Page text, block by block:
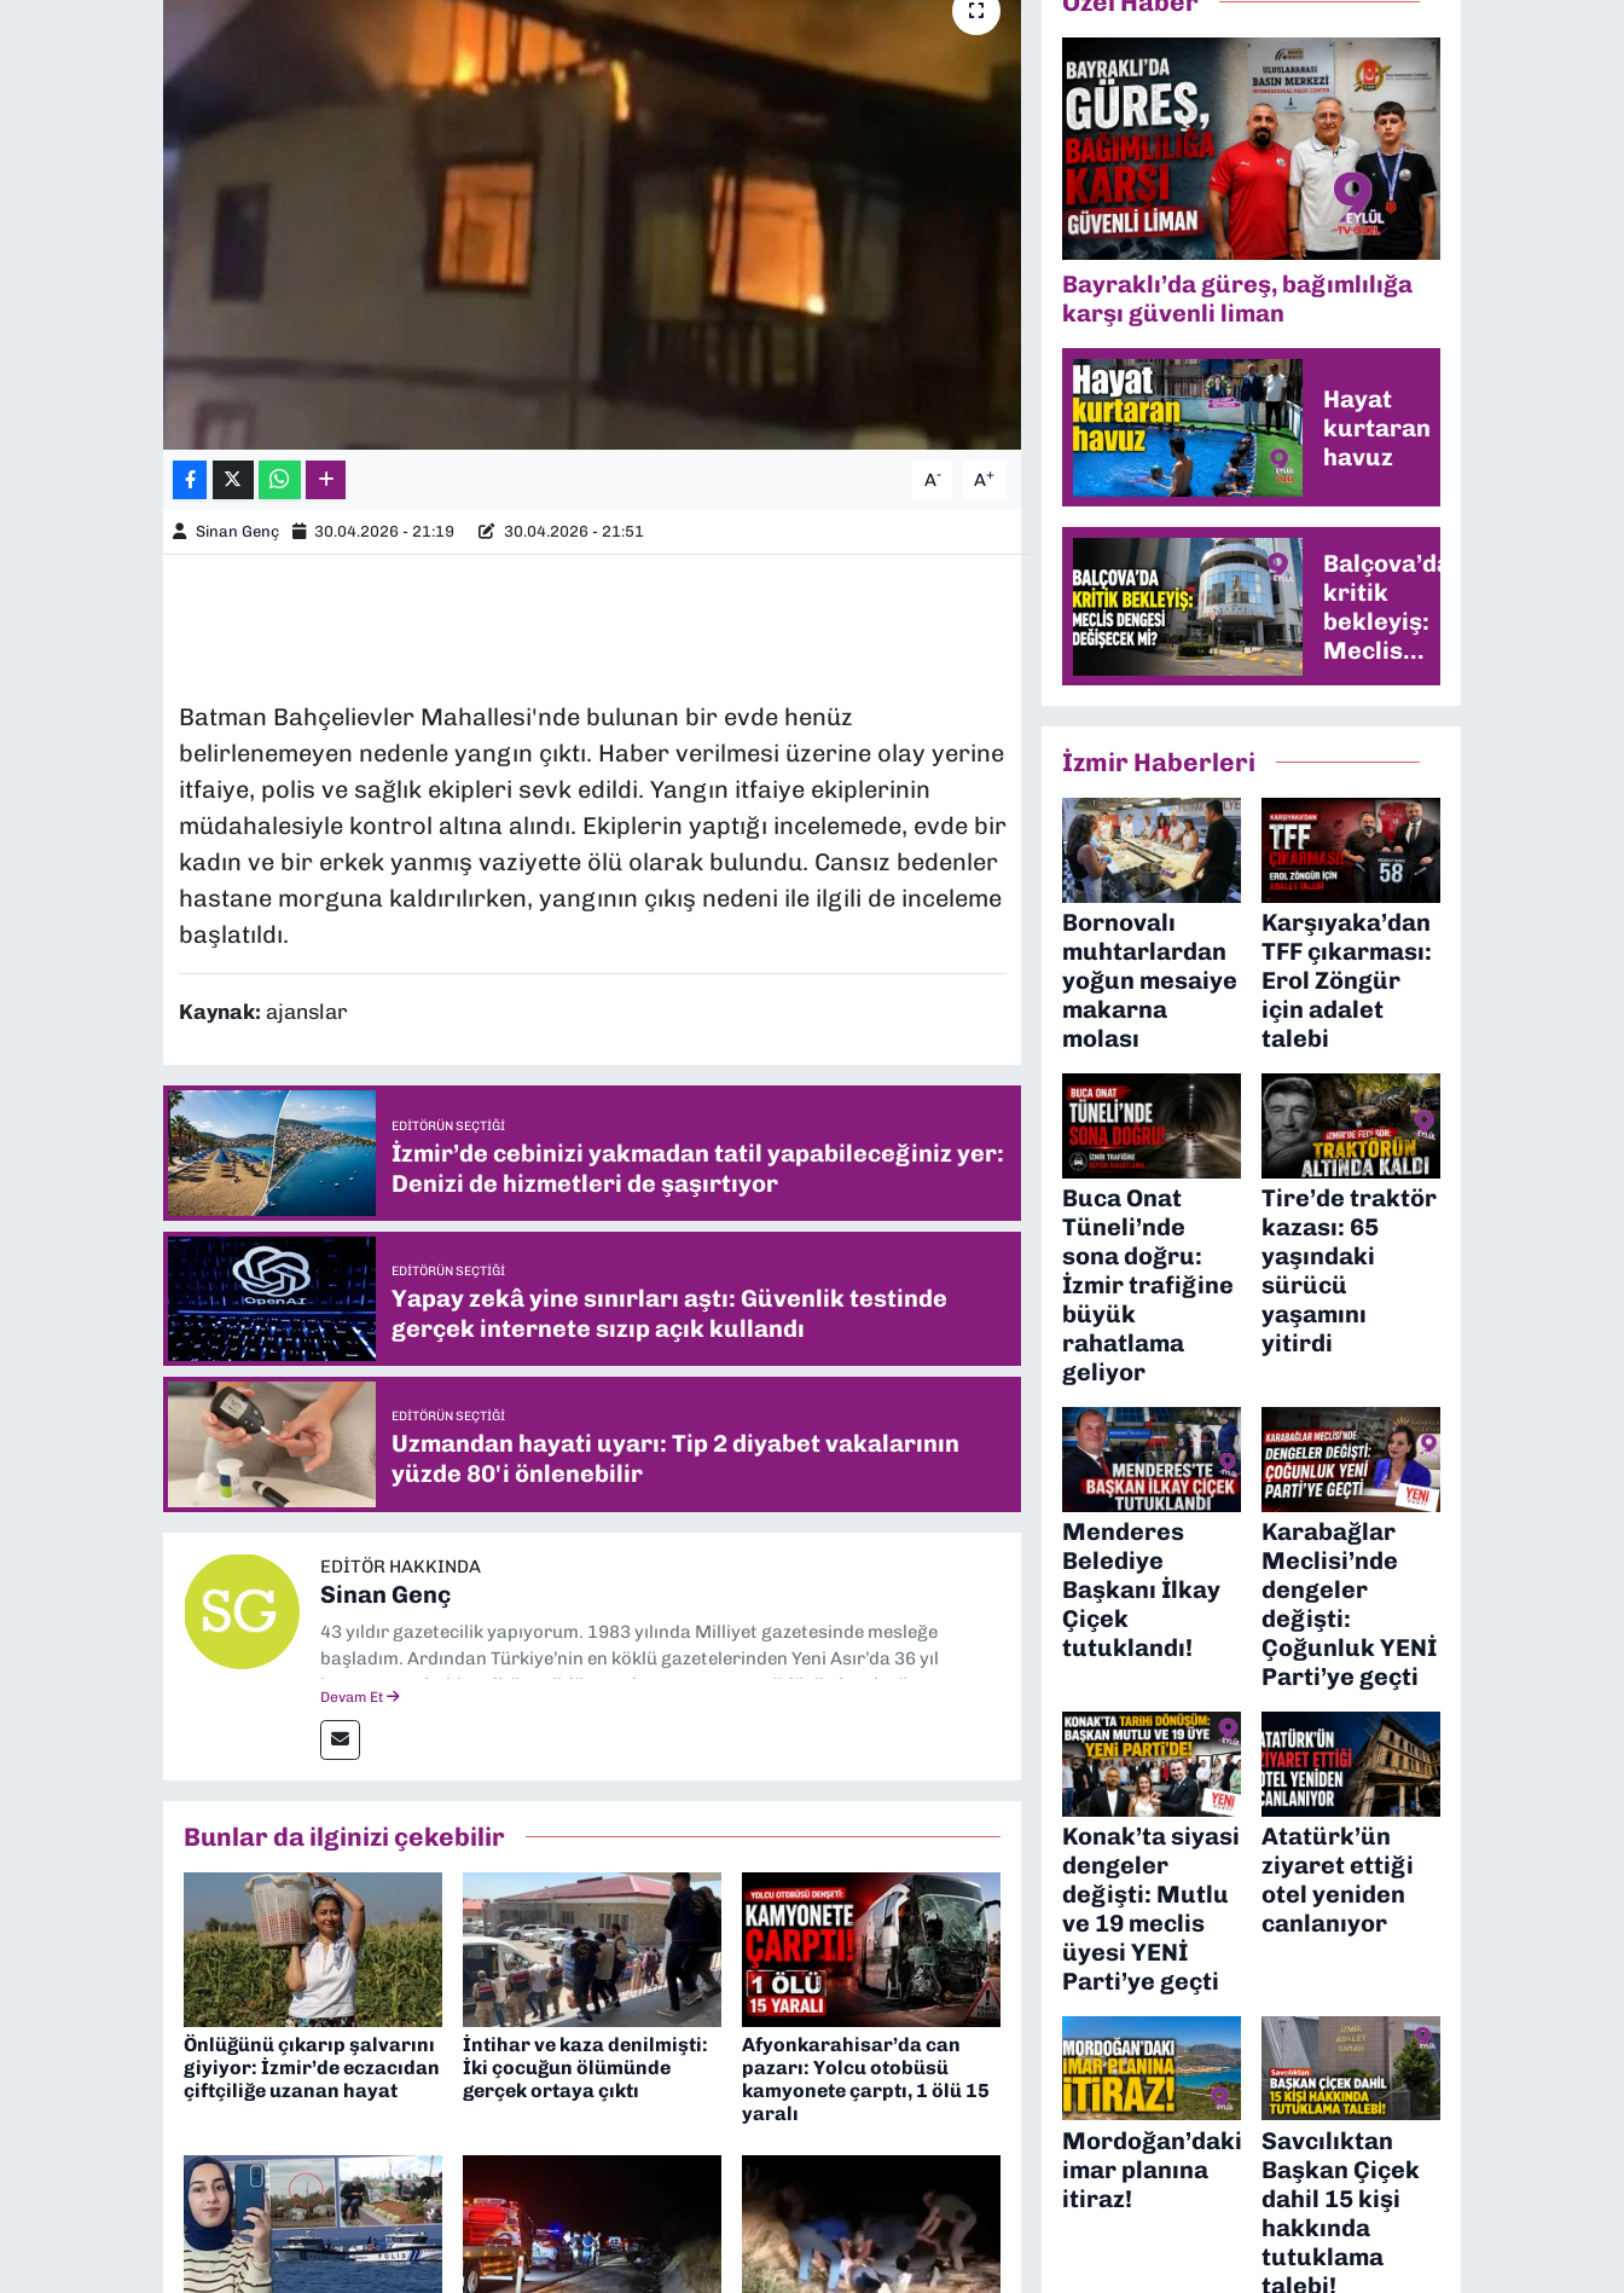
A- A+
Sinan Genç 30.04.2026 - 21:19 30.04.2026 - 21:51
Batman Bahçelievler Mahallesi'nde bulunan bir evde henüz
belirlenemeyen nedenle yangın çıktı. Haber verilmesi üzerine olay yerine
itfaiye, polis ve sağlık ekipleri sevk edildi. Yangın itfaiye ekiplerinin
müdahalesiyle kontrol altına alındı. Ekiplerin yaptığı incelemede, evde bir
kadın ve bir erkek yanmış vaziyette ölü olarak bulundu. Cansız bedenler
hastane morguna kaldırılırken, yangının çıkış nedeni ile ilgili de inceleme
başlatıldı.
Kaynak: ajanslar
EDITÖRÜN SEÇTIĞI
İzmir’de cebinizi yakmadan tatil yapabileceğiniz yer:
Denizi de hizmetleri de şaşırtıyor
EDITÖRÜN SEÇTIĞI
Yapay zekâ yine sınırları aştı: Güvenlik testinde
gerçek internete sızıp açık kullandı
EDITÖRÜN SEÇTIĞI
Uzmandan hayati uyarı: Tip 2 diyabet vakalarının
yüzde 80'i önlenebilir
EDITÖR HAKKINDA
Sinan Genç
43 yıldır gazetecilik yapıyorum. 1983 yılında Milliyet gazetesinde mesleğe
başladım. Ardından Türkiye’nin en köklü gazetelerinden Yeni Asır’da 36 yıl
boyunca muhabir, editör, müdür yardımcısı ve spor müdürü olarak görev
anda Dokuz Eylül Gazetesi'nde editörlük yapıyorum
Devam Et
Bunlar da ilginizi çekebilir
Önlüğünü çıkarıp şalvarını
giyiyor: İzmir’de eczacıdan
çiftçiliğe uzanan hayat
İntihar ve kaza denilmişti:
İki çocuğun ölümünde
gerçek ortaya çıktı
Afyonkarahisar’da can
pazarı: Yolcu otobüsü
kamyonete çarptı, 1 ölü 15
yaralı
Bayraklı’da güreş, bağımlılığa
karşı güvenli liman
Hayat
kurtaran
havuz
Balçova’da
kritik
bekleyiş:
Meclis
dengesi
İzmir Haberleri
Bornovalı
muhtarlardan
yoğun mesaiye
makarna
molası
Karşıyaka’dan
TFF çıkarması:
Erol Zöngür
için adalet
talebi
Buca Onat
Tüneli’nde
sona doğru:
İzmir trafiğine
büyük
rahatlama
geliyor
Tire’de traktör
kazası: 65
yaşındaki
sürücü
yaşamını
yitirdi
Menderes
Belediye
Başkanı İlkay
Çiçek
tutuklandı!
Karabağlar
Meclisi’nde
dengeler
değişti:
Çoğunluk YENİ
Parti’ye geçti
Konak’ta siyasi
dengeler
değişti: Mutlu
ve 19 meclis
üyesi YENİ
Parti’ye geçti
Atatürk’ün
ziyaret ettiği
otel yeniden
canlanıyor
Mordoğan’daki
imar planına
itiraz!
Savcılıktan
Başkan Çiçek
dahil 15 kişi
hakkında
tutuklama
talebi!
TEKNOLOJİ